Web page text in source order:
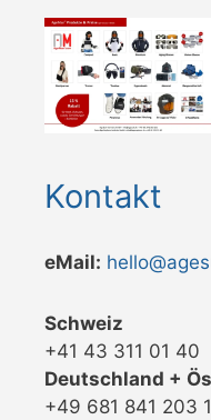
Kontakt
eMail:
Schweiz
+41 43 311 01 40
Deutschland +
+49 681 841 203